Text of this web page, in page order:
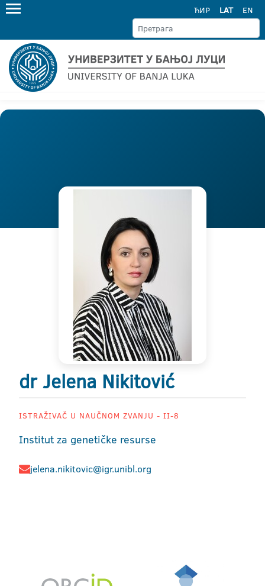
ЋИР LAT EN
dr Jelena Nikitović
ISTRAŽIVAČ U NAUČNOM ZVANJU - II-8
Institut za genetičke resurse
jelena.nikitovic@igr.unibl.org